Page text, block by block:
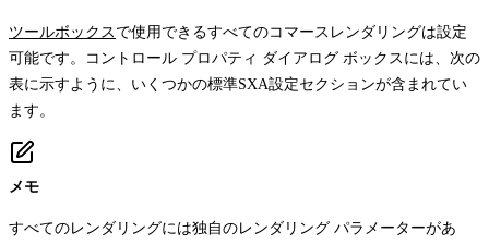
ツールボックス で使用できるすべてのコマースレンダリングは設定
可能です。コントロール プロパティ ダイアログ ボックスには、次の
表に示すように、いくつかの標準SXA設定セクションが含まれてい
ます。
メモ
すべてのレンダリングには独自のレンダリング パラメーターがあ